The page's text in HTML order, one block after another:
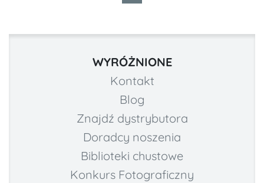
WYRÓŻNIONE
Kontakt
Blog
Znajdź dystrybutora
Doradcy noszenia
Biblioteki chustowe
Konkurs Fotograficzny